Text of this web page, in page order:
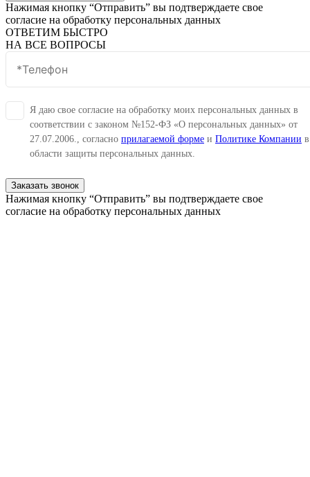
Нажимая кнопку “Отправить” вы подтверждаете свое
согласие на обработку персональных данных
ОТВЕТИМ БЫСТРО
НА ВСЕ ВОПРОСЫ
Я даю свое согласие на обработку моих персональных данных в
соответствии с законом №152-ФЗ «О персональных данных» от
27.07.2006., согласно прилагаемой форме и Политике Компании в
области защиты персональных данных.
Заказать звонок
Нажимая кнопку “Отправить” вы подтверждаете свое
согласие на обработку персональных данных